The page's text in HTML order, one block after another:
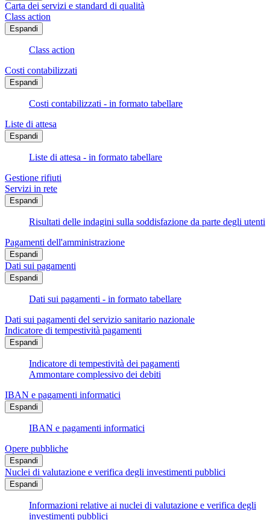
Carta dei servizi e standard di qualità
Class action
Espandi
Class action
Costi contabilizzati
Espandi
Costi contabilizzati - in formato tabellare
Liste di attesa
Espandi
Liste di attesa - in formato tabellare
Gestione rifiuti
Servizi in rete
Espandi
Risultati delle indagini sulla soddisfazione da parte degli utenti
Pagamenti dell'amministrazione
Espandi
Dati sui pagamenti
Espandi
Dati sui pagamenti - in formato tabellare
Dati sui pagamenti del servizio sanitario nazionale
Indicatore di tempestività pagamenti
Espandi
Indicatore di tempestività dei pagamenti
Ammontare complessivo dei debiti
IBAN e pagamenti informatici
Espandi
IBAN e pagamenti informatici
Opere pubbliche
Espandi
Nuclei di valutazione e verifica degli investimenti pubblici
Espandi
Informazioni relative ai nuclei di valutazione e verifica degli
investimenti pubblici